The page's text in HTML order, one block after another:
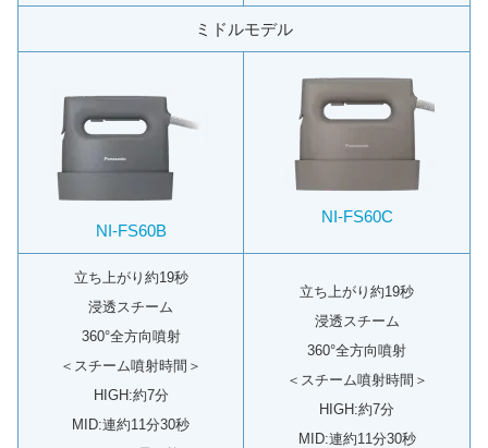
ミドルモデル
NI-FS60B
NI-FS60C
立ち上がり約19秒
浸透スチーム
360°全方向噴射
＜スチーム噴射時間＞
HIGH:約7分
MID:連約11分30秒
立ち上がり約19秒
浸透スチーム
360°全方向噴射
＜スチーム噴射時間＞
HIGH:約7分
MID:連約11分30秒